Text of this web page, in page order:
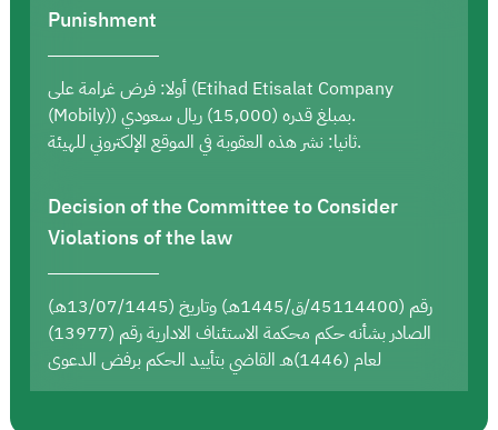
Punishment
أولا: فرض غرامة على (Etihad Etisalat Company
(Mobily)) بمبلغ قدره (15,000) ريال سعودي.
ثانيا: نشر هذه العقوبة في الموقع الإلكتروني للهيئة.
Decision of the Committee to Consider
Violations of the law
رقم (45114400/ق/1445هـ) وتاريخ (13/07/1445هـ)
الصادر بشأنه حكم محكمة الاستئناف الادارية رقم (13977)
لعام (1446)هـ القاضي بتأييد الحكم برفض الدعوى